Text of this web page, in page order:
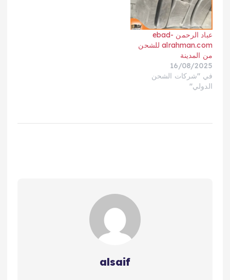
عباد الرحمن ebad-
alrahman.com للشحن
من المدينة
16/08/2025
في "شركات الشحن
الدولي"
alsaif